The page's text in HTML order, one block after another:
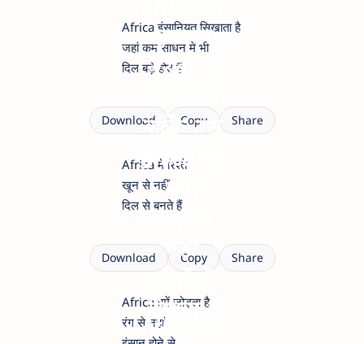
Africa इंसानियत सिखाता है
जहां कम साधन में भी
दिल बड़े होते हैं
मुस्कान
गरीबी से
नहीं डरती
बल्कि उसे
चुनौती देती
Download Copy Share
Africa में रिश्ते
खून से नहीं
दिल से बनते हैं
Africa का
प्यार
शब्दों में
नहीं
कर्मों में
दिखता है
Download Copy Share
Africa हमें जोड़ता है
रंग से नहींAfrica की